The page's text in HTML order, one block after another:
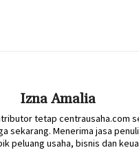
Izna Amalia
tetap centrausaha.com
sekarang. Menerima jasa
peluang usaha, bisnis dan